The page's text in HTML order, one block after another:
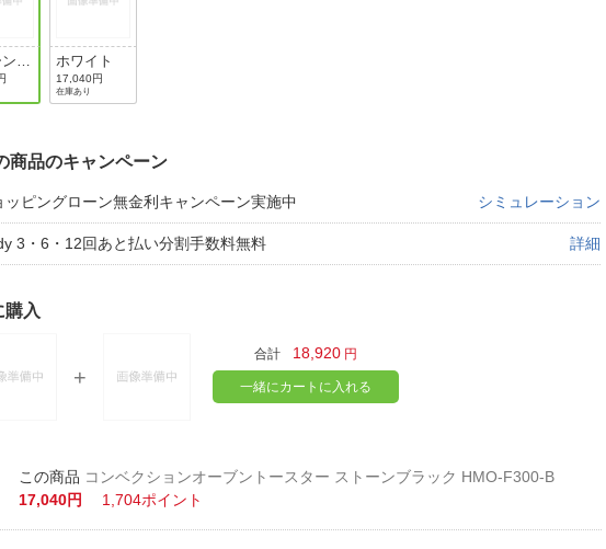
ブ
ホワイト
17,040円
在庫あり
商品のキャンペーン
ッピングローン無金利キャンペーン実施中 シミュレーション
3・6・12回あと払い分割手数料無料 詳細
購入
合計 18,920 円
一緒にカートに入れる
コンベクションオーブントースター ストーンブラック HMO-F300-B
17,040円
1,704ポイント